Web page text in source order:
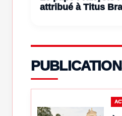
attribué à Titus